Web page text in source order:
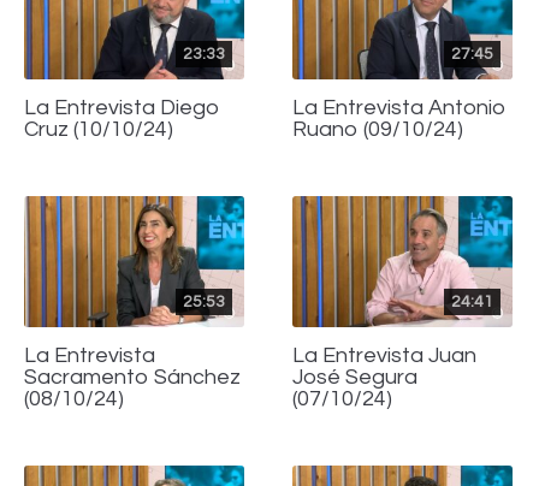
23:33
La Entrevista Diego
Cruz (10/10/24)
27:45
La Entrevista Antonio
Ruano (09/10/24)
25:53
La Entrevista
Sacramento Sánchez
(08/10/24)
24:41
La Entrevista Juan
José Segura
(07/10/24)